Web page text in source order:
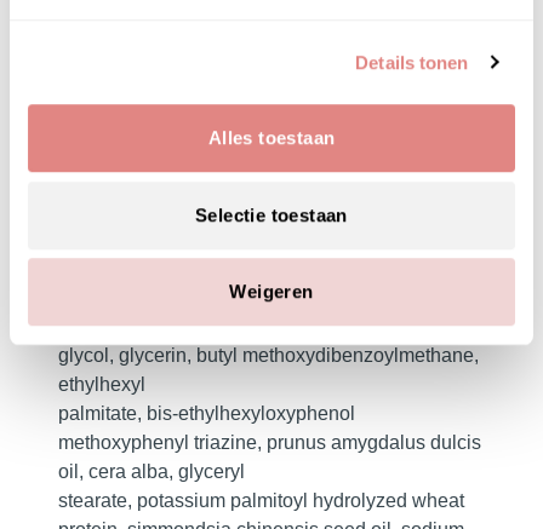
Details tonen
Alles toestaan
Selectie toestaan
Weigeren
• next-generation uv filters (octocrylene,
avobenzone & tinosorb s) – reliable broad-
aqua, octocrylene, cetearyl alcohol, propylene
glycol, glycerin, butyl methoxydibenzoylmethane,
ethylhexyl
palmitate, bis-ethylhexyloxyphenol
methoxyphenyl triazine, prunus amygdalus dulcis
oil, cera alba, glyceryl
stearate, potassium palmitoyl hydrolyzed wheat